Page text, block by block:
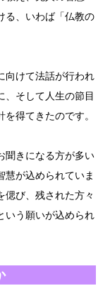
る、いわば「仏教の
向けて法話が行われ
、そして人生の節目
得てきたのです。
聞きになる方が多い
慧が込められていま
偲び、残された方々
いう願いが込められ